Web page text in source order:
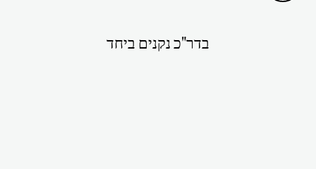
בדר"כ נקנים ביחד